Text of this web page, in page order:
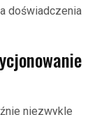
doświadczenia
niezwykle